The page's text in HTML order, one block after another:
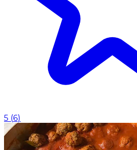
5 (6)